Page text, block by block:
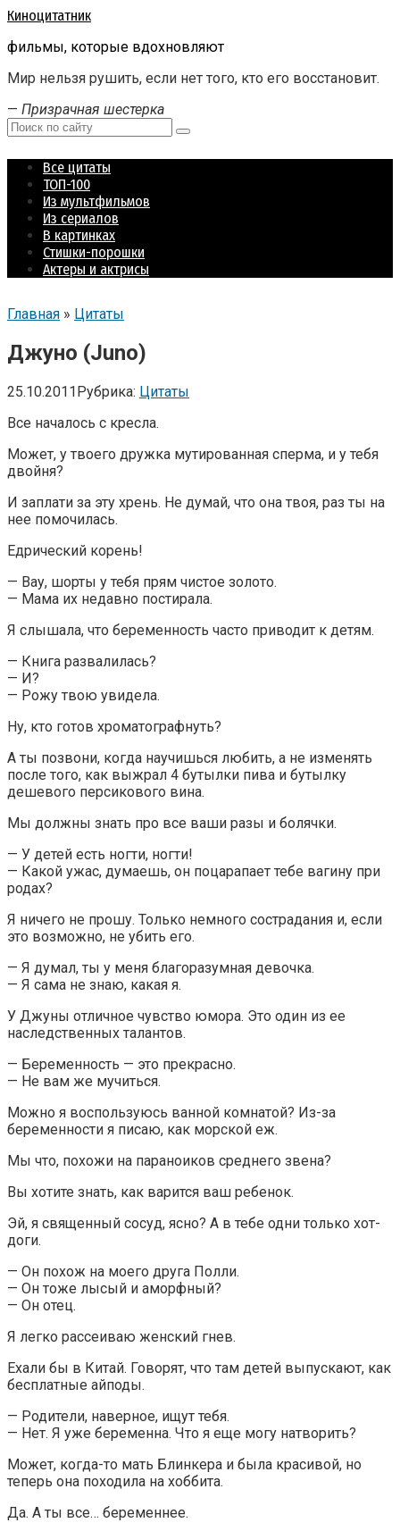
Перейти
контенту
Киноцитатник
фильмы, которые вдохновляют
Мир нельзя рушить, если нет того, кто его восстановит.
— Призрачная шестерка
Поиск:
Все цитаты
ТОП-100
Из мультфильмов
Из сериалов
В картинках
Стишки-порошки
Актеры и актрисы
Главная » Цитаты
Джуно (Juno)
25.10.2011Рубрика: Цитаты
Все началось с кресла.
Может, у твоего дружка мутированная сперма, и у тебя
двойня?
И заплати за эту хрень. Не думай, что она твоя, раз ты на
нее помочилась.
Едрический корень!
— Вау, шорты у тебя прям чистое золото.
— Мама их недавно постирала.
Я слышала, что беременность часто приводит к детям.
— Книга развалилась?
— И?
— Рожу твою увидела.
Ну, кто готов хроматографнуть?
А ты позвони, когда научишься любить, а не изменять
после того, как выжрал 4 бутылки пива и бутылку
дешевого персикового вина.
Мы должны знать про все ваши разы и болячки.
— У детей есть ногти, ногти!
— Какой ужас, думаешь, он поцарапает тебе вагину при
родах?
Я ничего не прошу. Только немного сострадания и, если
это возможно, не убить его.
— Я думал, ты у меня благоразумная девочка.
— Я сама не знаю, какая я.
У Джуны отличное чувство юмора. Это один из ее
наследственных талантов.
— Беременность — это прекрасно.
— Не вам же мучиться.
Можно я воспользуюсь ванной комнатой? Из-за
беременности я писаю, как морской еж.
Мы что, похожи на параноиков среднего звена?
Вы хотите знать, как варится ваш ребенок.
Эй, я священный сосуд, ясно? А в тебе одни только хот-
доги.
— Он похож на моего друга Полли.
— Он тоже лысый и аморфный?
— Он отец.
Я легко рассеиваю женский гнев.
Ехали бы в Китай. Говорят, что там детей выпускают, как
бесплатные айподы.
— Родители, наверное, ищут тебя.
— Нет. Я уже беременна. Что я еще могу натворить?
Может, когда-то мать Блинкера и была красивой, но
теперь она походила на хоббита.
Да. А ты все… беременнее.